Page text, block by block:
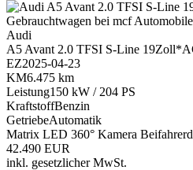
Audi
A5 Avant 2.0 TFSI S-Line
EZ2025-04-23
KM6.475 km
Leistung150 kW / 204 PS
KraftstoffBenzin
GetriebeAutomatik
Matrix LED 360° Kamera
42.490 EUR
inkl. gesetzlicher MwSt.